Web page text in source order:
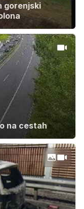
gorenjski
na cestah